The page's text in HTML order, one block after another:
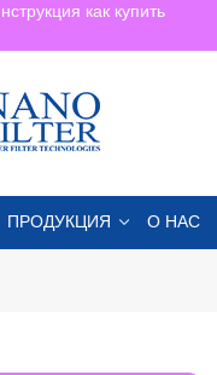
как купить
ПРОДУКЦИЯ О НАС